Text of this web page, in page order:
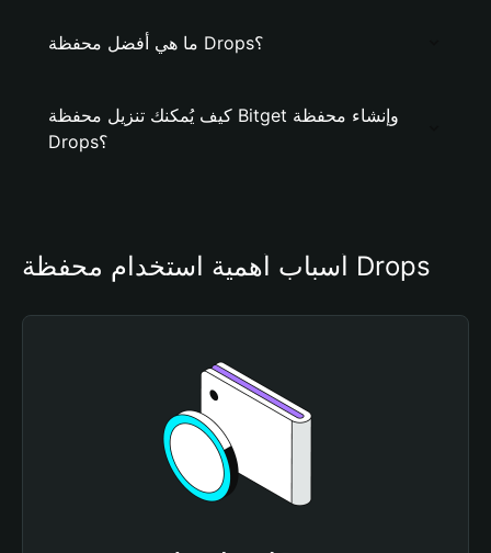
ما هي أفضل محفظة Drops؟
كيف يُمكنك تنزيل محفظة Bitget وإنشاء محفظة
Drops؟
أسباب أهمية استخدام محفظة Drops